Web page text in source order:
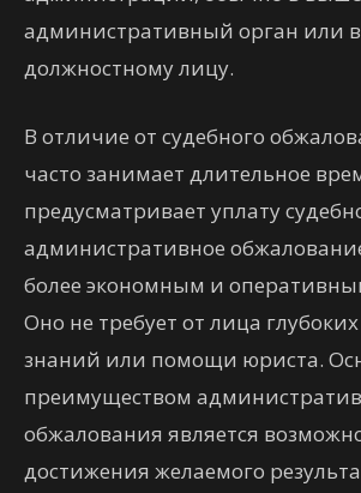
административный орган или
должностному лицу.
В отличие от судебного
часто занимает длительное
предусматривает уплату
административное
более экономным и
Оно не требует от лица
знаний или помощи юриста.
преимуществом
обжалования является
достижения желаемого